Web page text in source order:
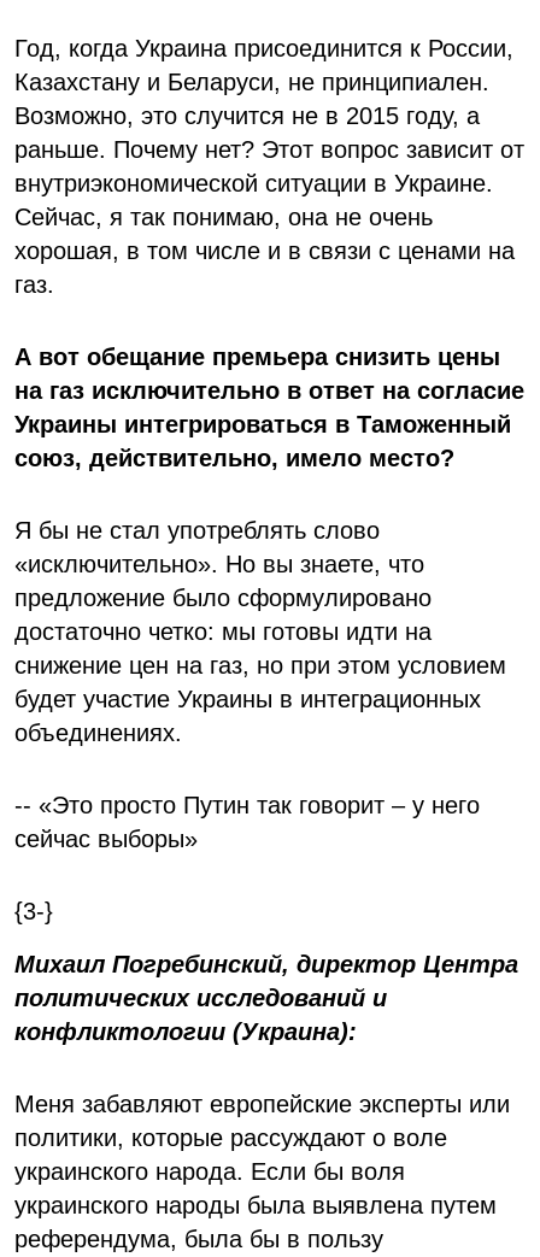
Год, когда Украина присоединится к России,
Казахстану и Беларуси, не принципиален.
Возможно, это случится не в 2015 году, а
раньше. Почему нет? Этот вопрос зависит от
внутриэкономической ситуации в Украине.
Сейчас, я так понимаю, она не очень
хорошая, в том числе и в связи с ценами на
газ.
А вот обещание премьера снизить цены
на газ исключительно в ответ на согласие
Украины интегрироваться в Таможенный
союз, действительно, имело место?
Я бы не стал употреблять слово
«исключительно». Но вы знаете, что
предложение было сформулировано
достаточно четко: мы готовы идти на
снижение цен на газ, но при этом условием
будет участие Украины в интеграционных
объединениях.
-- «Это просто Путин так говорит – у него
сейчас выборы»
{3-}
Михаил Погребинский, директор Центра
политических исследований и
конфликтологии (Украина):
Меня забавляют европейские эксперты или
политики, которые рассуждают о воле
украинского народа. Если бы воля
украинского народы была выявлена путем
референдума, была бы в пользу